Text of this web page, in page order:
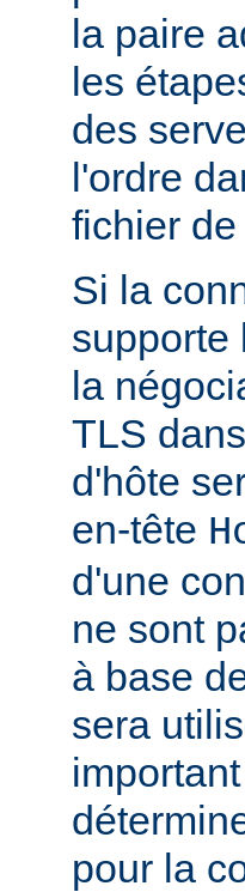
la paire
les
des
l'ordre
fichier
Si la
supporte
la
TLS
d'hôte
en-tête
d'une
ne sont
à base
sera
pour la